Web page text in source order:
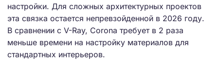
настройки. Для сложных архитектурных проектов
эта связка остается непревзойденной в 2026 году.
В сравнении с V-Ray, Corona требует в 2 раза
меньше времени на настройку материалов для
стандартных интерьеров.